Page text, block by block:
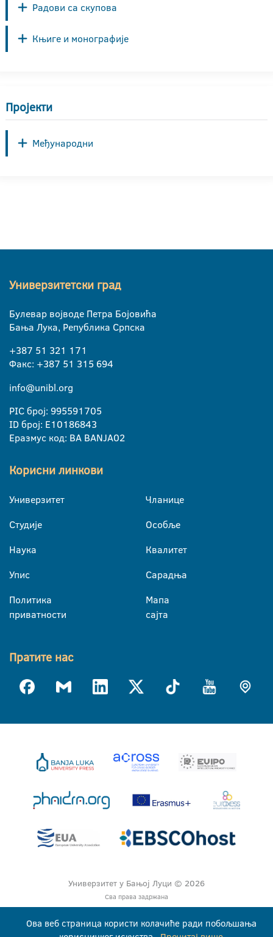
Радови са скупова
Књиге и монографије
Пројекти
Међународни
Универзитетски град
Булевар војводе Петра Бојовића
Бања Лука, Република Српска
+387 51 321 171
Факс: +387 51 315 694
info@unibl.org
PIC број: 995591705
ID број: E10186843
Еразмус код: BA BANJA02
Корисни линкови
Универзитет
Студије
Наука
Упис
Политика
приватности
Чланице
Особље
Квалитет
Сарадња
Мапа
сајта
Пратите нас
Универзитет у Бањој Луци © 2026
Сва права задржана
Ова веб страница користи колачиће ради побољшања